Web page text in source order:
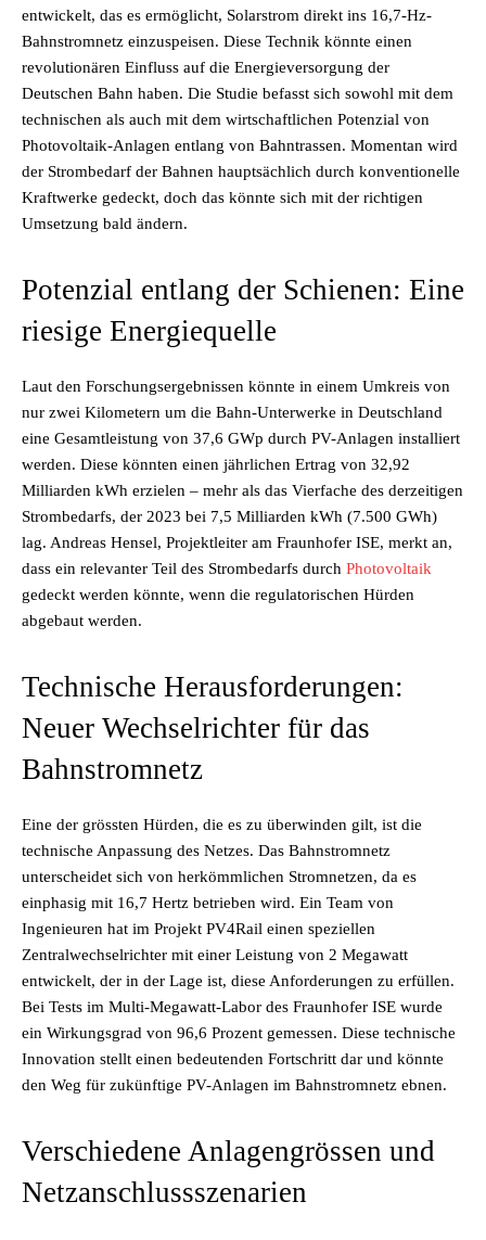
entwickelt, das es ermöglicht, Solarstrom direkt ins 16,7-Hz-
Bahnstromnetz einzuspeisen. Diese Technik könnte einen
revolutionären Einfluss auf die Energieversorgung der
Deutschen Bahn haben. Die Studie befasst sich sowohl mit dem
technischen als auch mit dem wirtschaftlichen Potenzial von
Photovoltaik-Anlagen entlang von Bahntrassen. Momentan wird
der Strombedarf der Bahnen hauptsächlich durch konventionelle
Kraftwerke gedeckt, doch das könnte sich mit der richtigen
Umsetzung bald ändern.
Potenzial entlang der Schienen: Eine
riesige Energiequelle
Laut den Forschungsergebnissen könnte in einem Umkreis von
nur zwei Kilometern um die Bahn-Unterwerke in Deutschland
eine Gesamtleistung von 37,6 GWp durch PV-Anlagen installiert
werden. Diese könnten einen jährlichen Ertrag von 32,92
Milliarden kWh erzielen – mehr als das Vierfache des derzeitigen
Strombedarfs, der 2023 bei 7,5 Milliarden kWh (7.500 GWh)
lag. Andreas Hensel, Projektleiter am Fraunhofer ISE, merkt an,
dass ein relevanter Teil des Strombedarfs durch Photovoltaik
gedeckt werden könnte, wenn die regulatorischen Hürden
abgebaut werden.
Technische Herausforderungen:
Neuer Wechselrichter für das
Bahnstromnetz
Eine der grössten Hürden, die es zu überwinden gilt, ist die
technische Anpassung des Netzes. Das Bahnstromnetz
unterscheidet sich von herkömmlichen Stromnetzen, da es
einphasig mit 16,7 Hertz betrieben wird. Ein Team von
Ingenieuren hat im Projekt PV4Rail einen speziellen
Zentralwechselrichter mit einer Leistung von 2 Megawatt
entwickelt, der in der Lage ist, diese Anforderungen zu erfüllen.
Bei Tests im Multi-Megawatt-Labor des Fraunhofer ISE wurde
ein Wirkungsgrad von 96,6 Prozent gemessen. Diese technische
Innovation stellt einen bedeutenden Fortschritt dar und könnte
den Weg für zukünftige PV-Anlagen im Bahnstromnetz ebnen.
Verschiedene Anlagengrössen und
Netzanschlussszenarien